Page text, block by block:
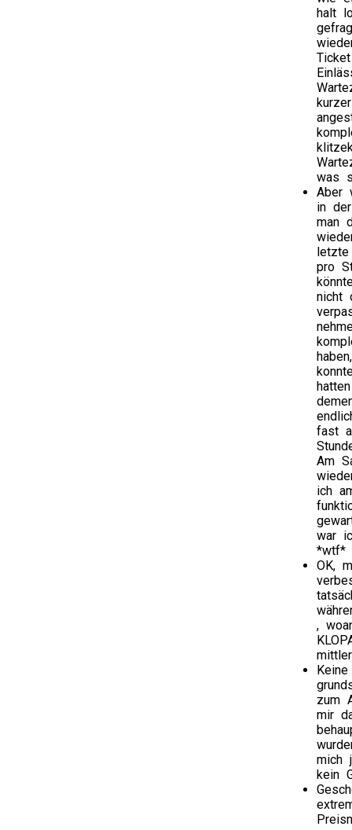
halt
was
Aber
in
man
pro
nicht
fast
Am
ich
war
*wtf*
OK,
who
have
things
will
finish
if
their
are
human
to
,
zum
mir
mich
kein